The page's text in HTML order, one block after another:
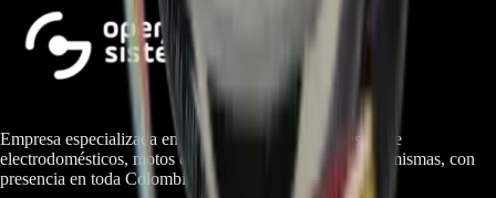
Empresa especializada en electrodomésticos, repuestos de
electrodomésticos, motos electricas y repuestos para las mismas, con
presencia en toda Colombia.